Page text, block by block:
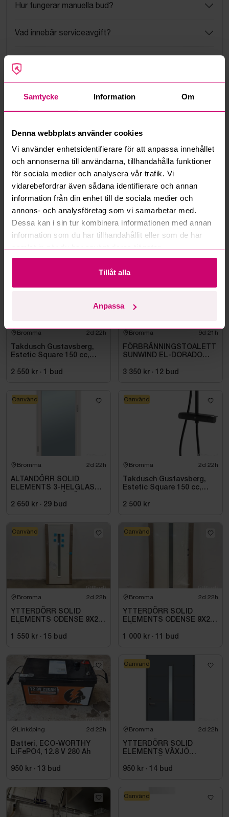
Samtycke Information Om
Denna webbplats använder cookies
Vi använder enhetsidentifierare för att anpassa innehållet
och annonserna till användarna, tillhandahålla funktioner
för sociala medier och analysera vår trafik. Vi
vidarebefordrar även sådana identifierare och annan
information från din enhet till de sociala medier och
annons- och analysföretag som vi samarbetar med.
Dessa kan i sin tur kombinera informationen med annan
information som du har tillhandahållit eller som de har
Tillåt alla
Anpassa
Hur fungerar manuella bud?
Vad innebär serviceavgift?
Hur fungerar budmotorn?
Mer från samma kategori
Bromma 2d 22h
Takdusch Gustavsberg,
Estetic Square 150 cc,
2 550 kr · 1 bud
Bromma 9d 21h
FÖRBRÄNNINGSTOALETT
SUNWIND EL-DORADO
3 350 kr · 12 bud
Bromma 2d 22h
ALTANDÖRR SOLID
ELEMENTS 3-HELGLAS
2 650 kr · 29 bud
Oanvänd
Bromma 2d 22h
Takdusch Gustavsberg,
Estetic Square 150 cc,
2 500 kr
Oanvänd
Bromma 2d 22h
YTTERDÖRR SOLID
ELEMENTS ODENSE 9X20
1 550 kr · 15 bud
Oanvänd
Bromma 2d 22h
YTTERDÖRR SOLID
ELEMENTS ODENSE 9X21
1 000 kr · 11 bud
Oanvänd
Linköping 2d 22h
Batteri, ECO-WORTHY
LiFePO4, 12.8 V 280 Ah
950 kr · 13 bud
Bromma 2d 22h
YTTERDÖRR SOLID
ELEMENTS VÄXJÖ
950 kr · 14 bud
Oanvänd
Oanvänd